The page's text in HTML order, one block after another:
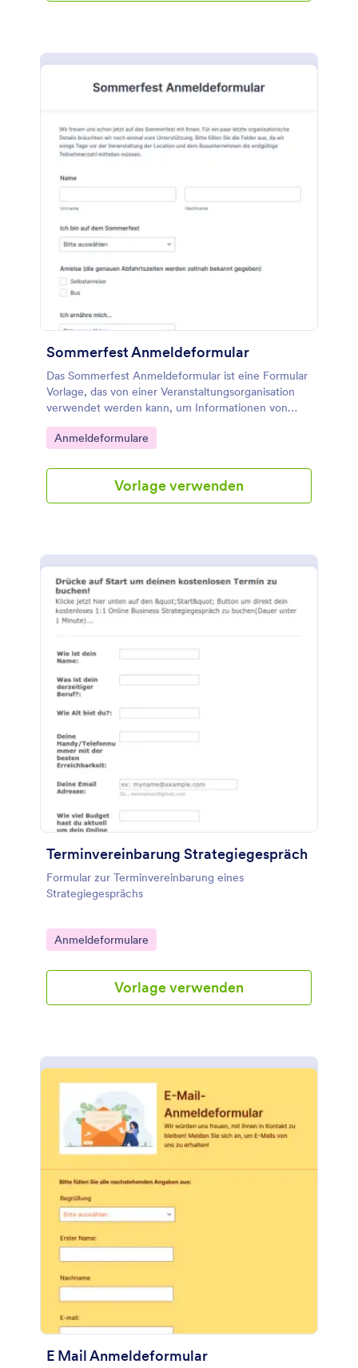
Sommerfest Anmeldeformular
Das Sommerfest Anmeldeformular ist eine Formular
Vorlage, das von einer Veranstaltungsorganisation
verwendet werden kann, um Informationen von
Personen zu sammeln, die an einem
bevorstehenden Sommerfest teilnehmen möchten.
Go to Category:
Anmeldeformulare
Vorlage verwenden
Terminvereinbarung Strategiegespräch
Formular zur Terminvereinbarung eines
Strategiegesprächs
Go to Category:
Anmeldeformulare
Vorlage verwenden
E Mail Anmeldeformular